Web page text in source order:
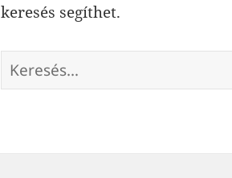
keresés segíthet.
Keresés: